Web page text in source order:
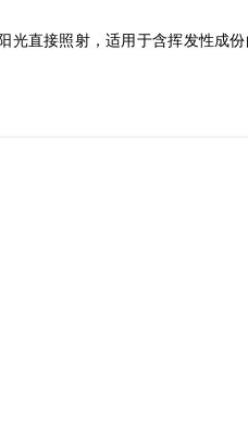
光直接照射，适用于含挥发性成